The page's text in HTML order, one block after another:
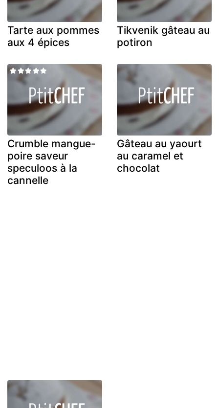
Tarte aux pommes
aux 4 épices
Tikvenik gâteau au
potiron
Crumble mangue-
poire saveur
speculoos à la
cannelle
Gâteau au yaourt
au caramel et
chocolat